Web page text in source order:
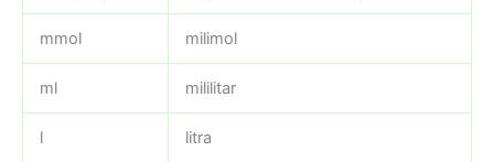
mmol milimol
ml mililitar
l litra